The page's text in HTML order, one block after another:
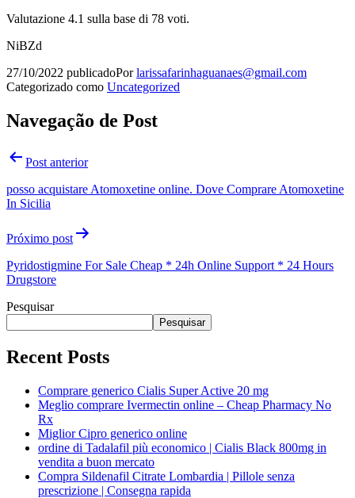
Valutazione 4.1 sulla base di 78 voti.
NiBZd
27/10/2022 publicadoPorlarissafarinhaguanaes@gmail.com
Categorizado como Uncategorized
Navegação de Post
Post anterior
posso acquistare Atomoxetine online. Dove Comprare Atomoxetine
In Sicilia
Próximo post
Pyridostigmine For Sale Cheap * 24h Online Support * 24 Hours
Drugstore
Pesquisar
Pesquisar
Recent Posts
Comprare generico Cialis Super Active 20 mg
Meglio comprare Ivermectin online – Cheap Pharmacy No
Rx
Miglior Cipro generico online
ordine di Tadalafil più economico | Cialis Black 800mg in
vendita a buon mercato
Compra Sildenafil Citrate Lombardia | Pillole senza
prescrizione | Consegna rapida